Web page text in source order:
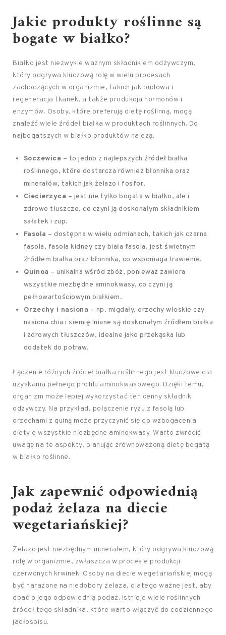
Jakie produkty roślinne są
bogate w białko?
Białko jest niezwykle ważnym składnikiem odżywczym,
który odgrywa kluczową rolę w wielu procesach
zachodzących w organizmie, takich jak budowa i
regeneracja tkanek, a także produkcja hormonów i
enzymów. Osoby, które preferują dietę roślinną, mogą
znaleźć wiele źródeł białka w produktach roślinnych. Do
najbogatszych w białko produktów należą:
Soczewica – to jedno z najlepszych źródeł białka
roślinnego, które dostarcza również błonnika oraz
minerałów, takich jak żelazo i fosfor.
Ciecierzyca – jest nie tylko bogata w białko, ale i
zdrowe tłuszcze, co czyni ją doskonałym składnikiem
sałatek i zup.
Fasola – dostępna w wielu odmianach, takich jak czarna
fasola, fasola kidney czy biała fasola, jest świetnym
źródłem białka oraz błonnika, co wspomaga trawienie.
Quinoa – unikalna wśród zbóż, ponieważ zawiera
wszystkie niezbędne aminokwasy, co czyni ją
pełnowartościowym białkiem.
Orzechy i nasiona – np. migdały, orzechy włoskie czy
nasiona chia i siemię lniane są doskonałym źródłem białka
i zdrowych tłuszczów, idealne jako przekąska lub
dodatek do potraw.
Łączenie różnych źródeł białka roślinnego jest kluczowe dla
uzyskania pełnego profilu aminokwasowego. Dzięki temu,
organizm może lepiej wykorzystać ten cenny składnik
odżywczy. Na przykład, połączenie ryżu z fasolą lub
orzechami z quiną może przyczynić się do wzbogacenia
diety o wszystkie niezbędne aminokwasy. Warto zwrócić
uwagę na te aspekty, planując zrównoważoną dietę bogatą
w białko roślinne.
Jak zapewnić odpowiednią
podaż żelaza na diecie
wegetariańskiej?
Żelazo jest niezbędnym minerałem, który odgrywa kluczową
rolę w organizmie, zwłaszcza w procesie produkcji
czerwonych krwinek. Osoby na diecie wegetariańskiej mogą
być narażone na niedobory żelaza, dlatego ważne jest, aby
dbać o jego odpowiednią podaż. Istnieje wiele roślinnych
źródeł tego składnika, które warto włączyć do codziennego
jadłospisu.